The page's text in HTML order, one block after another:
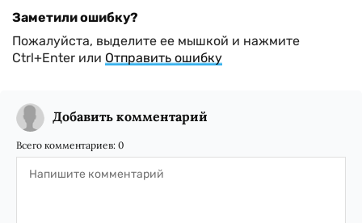
Заметили ошибку?
Пожалуйста, выделите ее мышкой и нажмите
Ctrl+Enter или Отправить ошибку
Добавить комментарий
Всего комментариев: 0